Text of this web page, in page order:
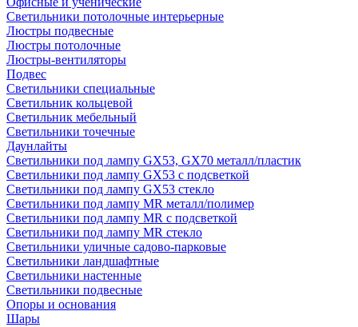
Светильники потолочные интерьерные
Люстры подвесные
Люстры потолочные
Люстры-вентиляторы
Подвес
Светильники специальные
Светильник кольцевой
Светильник мебельный
Светильники точечные
Даунлайты
Светильники под лампу GX53, GX70 металл/пластик
Светильники под лампу GX53 с подсветкой
Светильники под лампу GX53 стекло
Светильники под лампу MR металл/полимер
Светильники под лампу MR с подсветкой
Светильники под лампу MR стекло
Светильники уличные садово-парковые
Светильники ландшафтные
Светильники настенные
Светильники подвесные
Опоры и основания
Шары